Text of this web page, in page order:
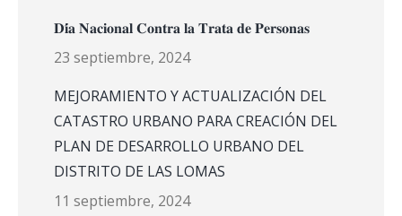
𝐃𝐢́𝐚 𝐍𝐚𝐜𝐢𝐨𝐧𝐚𝐥 𝐂𝐨𝐧𝐭𝐫𝐚 𝐥𝐚 𝐓𝐫𝐚𝐭𝐚 𝐝𝐞 𝐏𝐞𝐫𝐬𝐨𝐧𝐚𝐬
23 septiembre, 2024
MEJORAMIENTO Y ACTUALIZACIÓN DEL
CATASTRO URBANO PARA CREACIÓN DEL
PLAN DE DESARROLLO URBANO DEL
DISTRITO DE LAS LOMAS
11 septiembre, 2024